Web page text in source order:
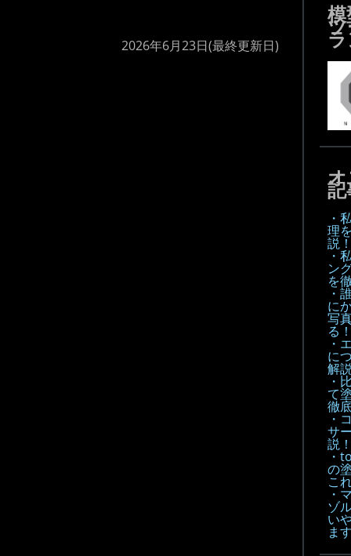
2026年6月23日(最終更新日)
・
理
説
・
ン
を
・
に
写
る
・
に
解
・
て
徹
・
サ
説
・
の
こ
・
ゾ
い
ま